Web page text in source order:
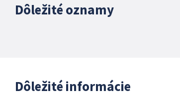
Dôležité oznamy
Dôležité informácie